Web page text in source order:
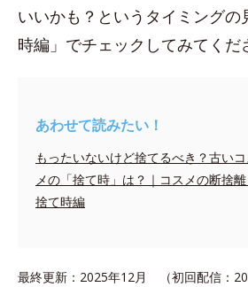
いいかも？というタイミングの
時編」でチェックしてみてくだ
あわせて読みたい！
もったいないけど捨てるべき？古いコ
メの「捨て時」は？｜コスメの断捨離
捨て時編
最終更新：2025年12月 （初回配信：